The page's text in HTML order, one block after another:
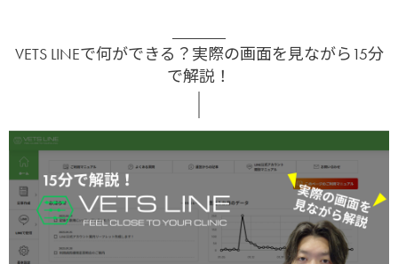
VETS LINEで何ができる？実際の画面を見ながら15分
で解説！